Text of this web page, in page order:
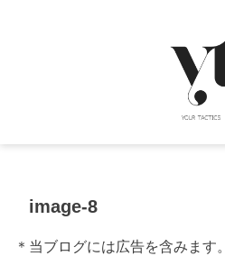
image-8
＊当ブログには広告を含みます。